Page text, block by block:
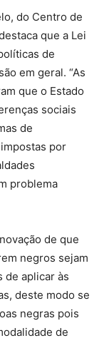
do Centro de
que a Lei
de
em geral. “As
que o Estado
sociais
de
por
problema
de que
negros sejam
de aplicar às
deste modo se
negras pois
de